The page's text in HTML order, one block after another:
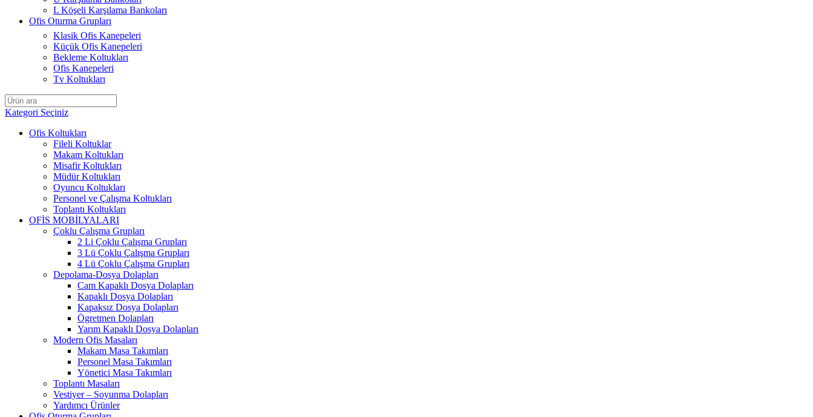
L Köşeli Karşılama Bankoları
Ofis Oturma Grupları
Klasik Ofis Kanepeleri
Küçük Ofis Kanepeleri
Bekleme Koltukları
Ofis Kanepeleri
Tv Koltukları
Kategori Seçiniz
Ofis Koltukları
Fileli Koltuklar
Makam Koltukları
Misafir Koltukları
Müdür Koltukları
Oyuncu Koltukları
Personel ve Çalışma Koltukları
Toplantı Koltukları
OFİS MOBİLYALARI
Çoklu Çalışma Grupları
2 Li Çoklu Çalışma Grupları
3 Lü Çoklu Çalışma Grupları
4 Lü Çoklu Çalışma Grupları
Depolama-Dosya Dolapları
Cam Kapaklı Dosya Dolapları
Kapaklı Dosya Dolapları
Kapaksız Dosya Dolapları
Ögretmen Dolapları
Yarım Kapaklı Dosya Dolapları
Modern Ofis Masaları
Makam Masa Takımları
Personel Masa Takımları
Yönetici Masa Takımları
Toplantı Masaları
Vestiyer – Soyunma Dolapları
Yardımcı Ürünler